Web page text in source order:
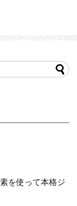
を使って本格ジ